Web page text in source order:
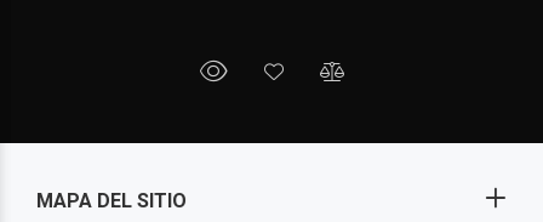
MAPA DEL SITIO